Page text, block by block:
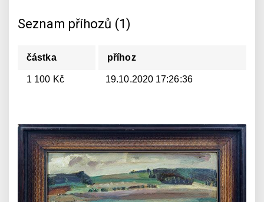
Seznam příhozů (1)
částka příhoz
1 100 Kč 19.10.2020 17:26:36